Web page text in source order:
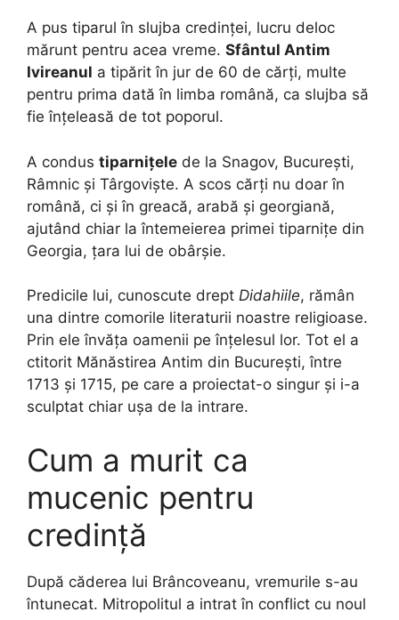
A pus tiparul în slujba credinței, lucru deloc
mărunt pentru acea vreme. Sfântul Antim
Ivireanul a tipărit în jur de 60 de cărți, multe
pentru prima dată în limba română, ca slujba să
fie înțeleasă de tot poporul.
A condus tiparnițele de la Snagov, București,
Râmnic și Târgoviște. A scos cărți nu doar în
română, ci și în greacă, arabă și georgiană,
ajutând chiar la întemeierea primei tiparnițe din
Georgia, țara lui de obârșie.
Predicile lui, cunoscute drept Didahiile, rămân
una dintre comorile literaturii noastre religioase.
Prin ele învăța oamenii pe înțelesul lor. Tot el a
ctitorit Mănăstirea Antim din București, între
1713 și 1715, pe care a proiectat-o singur și i-a
sculptat chiar ușa de la intrare.
Cum a murit ca
mucenic pentru
credință
După căderea lui Brâncoveanu, vremurile s-au
întunecat. Mitropolitul a intrat în conflict cu noul